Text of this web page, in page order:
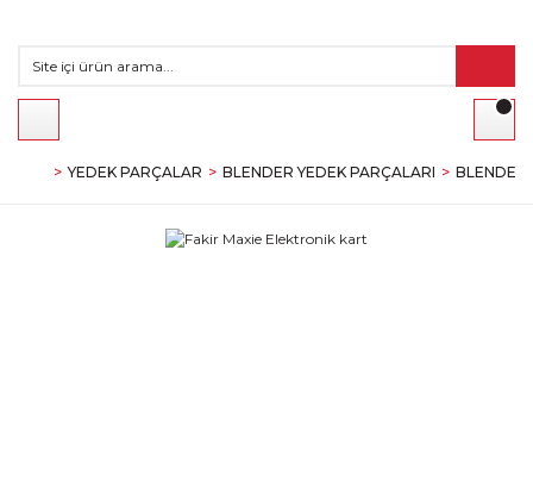
YEDEK PARÇALAR BLENDER YEDEK PARÇALARI BLENDER